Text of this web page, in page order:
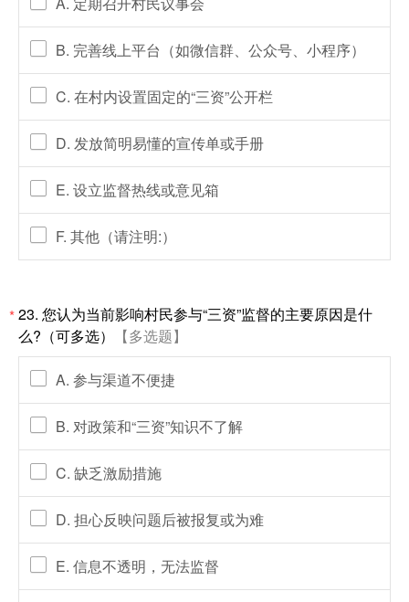
B. 完善线上平台（如微信群、公众号、小程序）
C. 在村内设置固定的“三资”公开栏
D. 发放简明易懂的宣传单或手册
E. 设立监督热线或意见箱
F. 其他（请注明:）
*23. 您认为当前影响村民参与“三资”监督的主要原因是什
么?（可多选）
【多选题】
A. 参与渠道不便捷
B. 对政策和“三资”知识不了解
C. 缺乏激励措施
D. 担心反映问题后被报复或为难
E. 信息不透明，无法监督